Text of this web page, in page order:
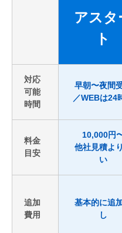
アスタ
ト
対応
可能
時間
早朝〜夜間
／WEBは24
料金
目安
10,000円
他社見積よ
い
追加
費用
基本的に追
し